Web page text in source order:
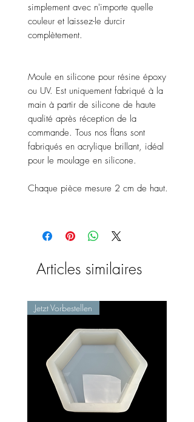
simplement avec n'importe quelle
couleur et laissez-le durcir
complètement.
Moule en silicone pour résine époxy
ou UV. Est uniquement fabriqué à la
main à partir de silicone de haute
qualité après réception de la
commande. Tous nos flans sont
fabriqués en acrylique brillant, idéal
pour le moulage en silicone.
Chaque pièce mesure 2 cm de haut.
Articles similaires
Jetzt Vorbestellen